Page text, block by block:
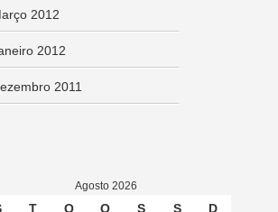
2012
2012
2011
Agosto 2026
T Q Q S S D